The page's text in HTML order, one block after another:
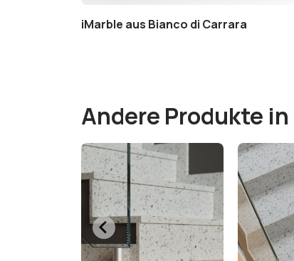
iMarble aus Bianco di Carrara
Andere Produkte